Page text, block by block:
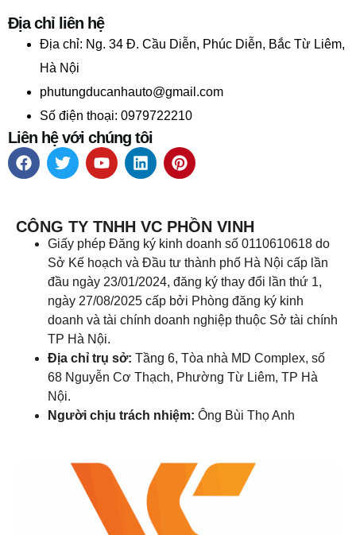
Địa chỉ liên hệ
Địa chỉ: Ng. 34 Đ. Cầu Diễn, Phúc Diễn, Bắc Từ Liêm,
Hà Nội
phutungducanhauto@gmail.com
Số điện thoại: 0979722210
Liên hệ với chúng tôi
CÔNG TY TNHH VC PHỒN VINH
Giấy phép Đăng ký kinh doanh số 0110610618 do
Sở Kế hoạch và Đầu tư thành phố Hà Nội cấp lần
đầu ngày 23/01/2024, đăng ký thay đổi lần thứ 1,
ngày 27/08/2025 cấp bởi Phòng đăng ký kinh
doanh và tài chính doanh nghiệp thuộc Sở tài chính
TP Hà Nội.
Địa chỉ trụ sở: Tầng 6, Tòa nhà MD Complex, số
68 Nguyễn Cơ Thạch, Phường Từ Liêm, TP Hà
Nội.
Người chịu trách nhiệm: Ông Bùi Thọ Anh